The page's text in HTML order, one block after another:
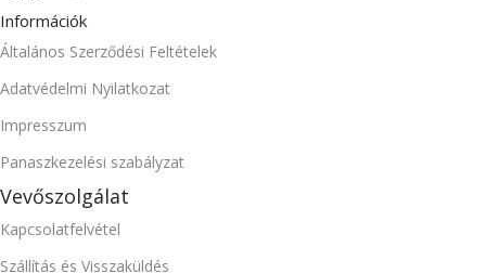
Információk
Általános Szerződési Feltételek
Adatvédelmi Nyilatkozat
Impresszum
Panaszkezelési szabályzat
Vevőszolgálat
Kapcsolatfelvétel
Szállítás és Visszaküldés